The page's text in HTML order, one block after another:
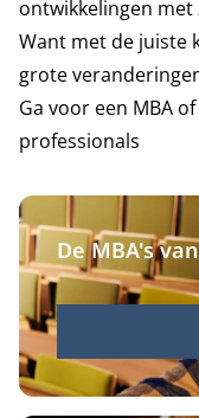
ontwikkelingen
Want met de juiste
grote
Ga voor een MBA
professionals
De MBA's